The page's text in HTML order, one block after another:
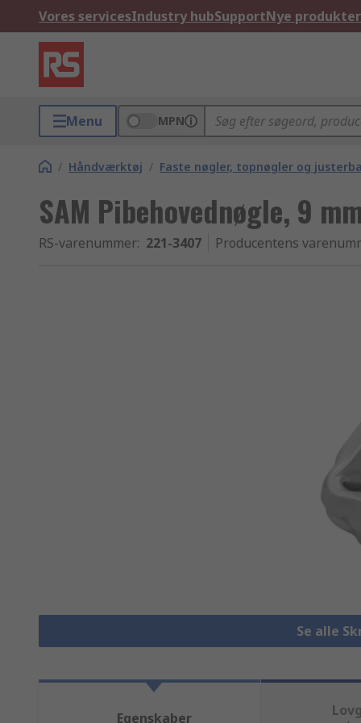
Vores servicesIndustry hubSupportNye produkter
Menu MPN
/ Håndværktøj / Faste nøgler, topnøgler og
SAM Pibehovednøgle, 9
RS-varenummer: 221-3407 Producentens
Se alle
Egenskaber